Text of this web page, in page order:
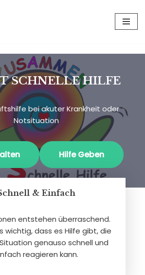
SCHNELLE HILFE
bei akuter Krankheit oder
Notsituation
Hilfe Geben
& Einfach
entstehen überraschend.
wichtig, dass es Hilfe gibt, die
genauso schnell und
reagieren kann.